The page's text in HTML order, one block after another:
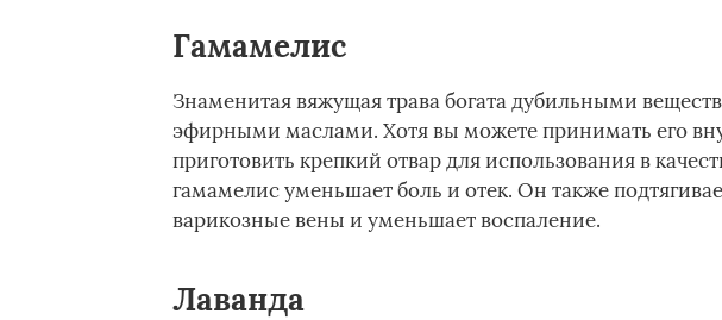
Гамамелис
Знаменитая вяжущая трава богата дубильными
эфирными маслами. Хотя вы можете принимать его
приготовить крепкий отвар для использования в
гамамелис уменьшает боль и отек. Он также
варикозные вены и уменьшает воспаление.
Лаванда